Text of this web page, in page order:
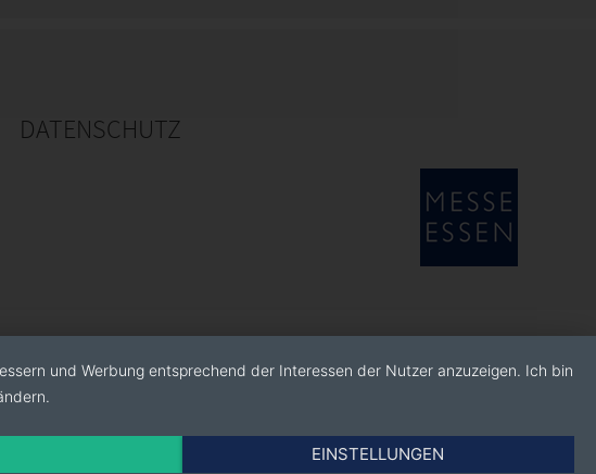
DATENSCHUTZ
und Werbung entsprechend der Interessen der Nutzer anzuzeigen. Ich bin
EINSTELLUNGEN